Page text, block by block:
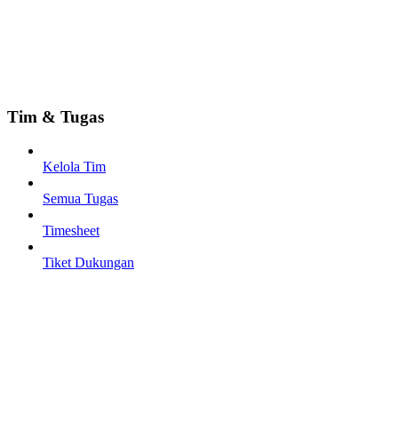
Tim & Tugas
Kelola Tim
Semua Tugas
Timesheet
Tiket Dukungan